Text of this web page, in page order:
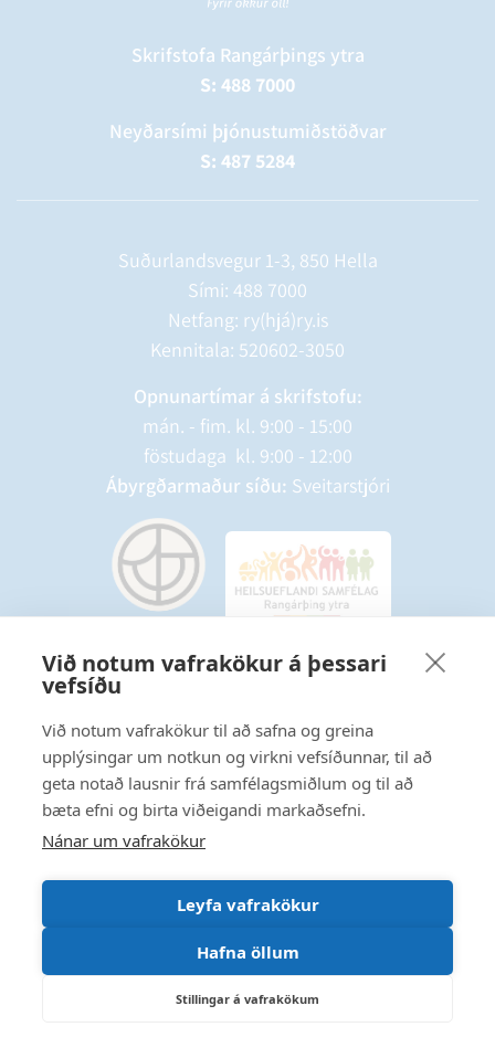
Við notum vafrakökur á þessari
vefsíðu
Við notum vafrakökur til að safna og greina
upplýsingar um notkun og virkni vefsíðunnar, til að
geta notað lausnir frá samfélagsmiðlum og til að
bæta efni og birta viðeigandi markaðsefni.
Nánar um vafrakökur
Leyfa vafrakökur
Hafna öllum
Stillingar á vafrakökum
Skrifstofa Rangárþings ytra
S: 488 7000
Neyðarsími þjónustumiðstöðvar
S: 487 5284
Suðurlandsvegur 1-3, 850 Hella
Sími: 488 7000
Netfang: ry(hjá)ry.is
Kennitala: 520602-3050
Opnunartímar á skrifstofu:
mán. - fim. kl. 9:00 - 15:00
föstudaga kl. 9:00 - 12:00
Ábyrgðarmaður síðu: Sveitarstjóri
Starfsmannavefur
Hafðu samband
Ritstjórnarstefna
Fylgstu með á Facebook